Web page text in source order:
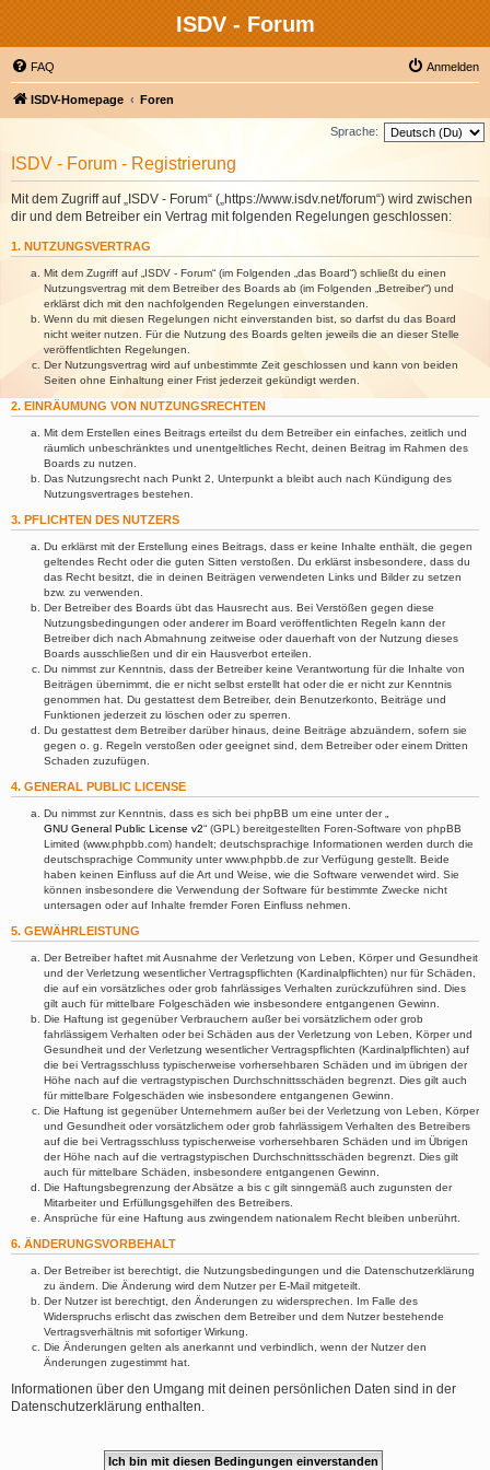
ISDV - Forum
FAQ Anmelden
ISDV-Homepage Foren
Sprache:
ISDV - Forum - Registrierung
Mit dem Zugriff auf „ISDV - Forum“ („https://www.isdv.net/forum“) wird zwischen
dir und dem Betreiber ein Vertrag mit folgenden Regelungen geschlossen:
1. NUTZUNGSVERTRAG
Mit dem Zugriff auf „ISDV - Forum“ (im Folgenden „das Board“) schließt du einen
Nutzungsvertrag mit dem Betreiber des Boards ab (im Folgenden „Betreiber“) und
erklärst dich mit den nachfolgenden Regelungen einverstanden.
Wenn du mit diesen Regelungen nicht einverstanden bist, so darfst du das Board
nicht weiter nutzen. Für die Nutzung des Boards gelten jeweils die an dieser Stelle
veröffentlichten Regelungen.
Der Nutzungsvertrag wird auf unbestimmte Zeit geschlossen und kann von beiden
Seiten ohne Einhaltung einer Frist jederzeit gekündigt werden.
2. EINRÄUMUNG VON NUTZUNGSRECHTEN
Mit dem Erstellen eines Beitrags erteilst du dem Betreiber ein einfaches, zeitlich und
räumlich unbeschränktes und unentgeltliches Recht, deinen Beitrag im Rahmen des
Boards zu nutzen.
Das Nutzungsrecht nach Punkt 2, Unterpunkt a bleibt auch nach Kündigung des
Nutzungsvertrages bestehen.
3. PFLICHTEN DES NUTZERS
Du erklärst mit der Erstellung eines Beitrags, dass er keine Inhalte enthält, die gegen
geltendes Recht oder die guten Sitten verstoßen. Du erklärst insbesondere, dass du
das Recht besitzt, die in deinen Beiträgen verwendeten Links und Bilder zu setzen
bzw. zu verwenden.
Der Betreiber des Boards übt das Hausrecht aus. Bei Verstößen gegen diese
Nutzungsbedingungen oder anderer im Board veröffentlichten Regeln kann der
Betreiber dich nach Abmahnung zeitweise oder dauerhaft von der Nutzung dieses
Boards ausschließen und dir ein Hausverbot erteilen.
Du nimmst zur Kenntnis, dass der Betreiber keine Verantwortung für die Inhalte von
Beiträgen übernimmt, die er nicht selbst erstellt hat oder die er nicht zur Kenntnis
genommen hat. Du gestattest dem Betreiber, dein Benutzerkonto, Beiträge und
Funktionen jederzeit zu löschen oder zu sperren.
Du gestattest dem Betreiber darüber hinaus, deine Beiträge abzuändern, sofern sie
gegen o. g. Regeln verstoßen oder geeignet sind, dem Betreiber oder einem Dritten
Schaden zuzufügen.
4. GENERAL PUBLIC LICENSE
Du nimmst zur Kenntnis, dass es sich bei phpBB um eine unter der „
GNU General Public License v2“ (GPL) bereitgestellten Foren-Software von phpBB
Limited (www.phpbb.com) handelt; deutschsprachige Informationen werden durch die
deutschsprachige Community unter www.phpbb.de zur Verfügung gestellt. Beide
haben keinen Einfluss auf die Art und Weise, wie die Software verwendet wird. Sie
können insbesondere die Verwendung der Software für bestimmte Zwecke nicht
untersagen oder auf Inhalte fremder Foren Einfluss nehmen.
5. GEWÄHRLEISTUNG
Der Betreiber haftet mit Ausnahme der Verletzung von Leben, Körper und Gesundheit
und der Verletzung wesentlicher Vertragspflichten (Kardinalpflichten) nur für Schäden,
die auf ein vorsätzliches oder grob fahrlässiges Verhalten zurückzuführen sind. Dies
gilt auch für mittelbare Folgeschäden wie insbesondere entgangenen Gewinn.
Die Haftung ist gegenüber Verbrauchern außer bei vorsätzlichem oder grob
fahrlässigem Verhalten oder bei Schäden aus der Verletzung von Leben, Körper und
Gesundheit und der Verletzung wesentlicher Vertragspflichten (Kardinalpflichten) auf
die bei Vertragsschluss typischerweise vorhersehbaren Schäden und im übrigen der
Höhe nach auf die vertragstypischen Durchschnittsschäden begrenzt. Dies gilt auch
für mittelbare Folgeschäden wie insbesondere entgangenen Gewinn.
Die Haftung ist gegenüber Unternehmern außer bei der Verletzung von Leben, Körper
und Gesundheit oder vorsätzlichem oder grob fahrlässigem Verhalten des Betreibers
auf die bei Vertragsschluss typischerweise vorhersehbaren Schäden und im Übrigen
der Höhe nach auf die vertragstypischen Durchschnittsschäden begrenzt. Dies gilt
auch für mittelbare Schäden, insbesondere entgangenen Gewinn.
Die Haftungsbegrenzung der Absätze a bis c gilt sinngemäß auch zugunsten der
Mitarbeiter und Erfüllungsgehilfen des Betreibers.
Ansprüche für eine Haftung aus zwingendem nationalem Recht bleiben unberührt.
6. ÄNDERUNGSVORBEHALT
Der Betreiber ist berechtigt, die Nutzungsbedingungen und die Datenschutzerklärung
zu ändern. Die Änderung wird dem Nutzer per E-Mail mitgeteilt.
Der Nutzer ist berechtigt, den Änderungen zu widersprechen. Im Falle des
Widerspruchs erlischt das zwischen dem Betreiber und dem Nutzer bestehende
Vertragsverhältnis mit sofortiger Wirkung.
Die Änderungen gelten als anerkannt und verbindlich, wenn der Nutzer den
Änderungen zugestimmt hat.
Informationen über den Umgang mit deinen persönlichen Daten sind in der
Datenschutzerklärung enthalten.